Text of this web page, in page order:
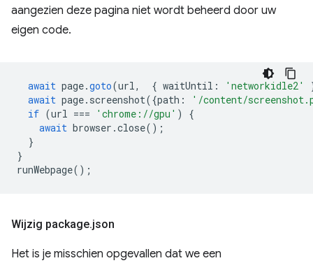
aangezien deze pagina niet wordt beheerd door uw
eigen code.
await page.goto(url , { waitUntil : 'networkidle2'
await page. screenshot({path :
'/content/
if (url === 'chrome://gpu' )
{
await browser .close();
}
}
runWebpage();
Wijzig package.json
Het is je misschien opgevallen dat we een